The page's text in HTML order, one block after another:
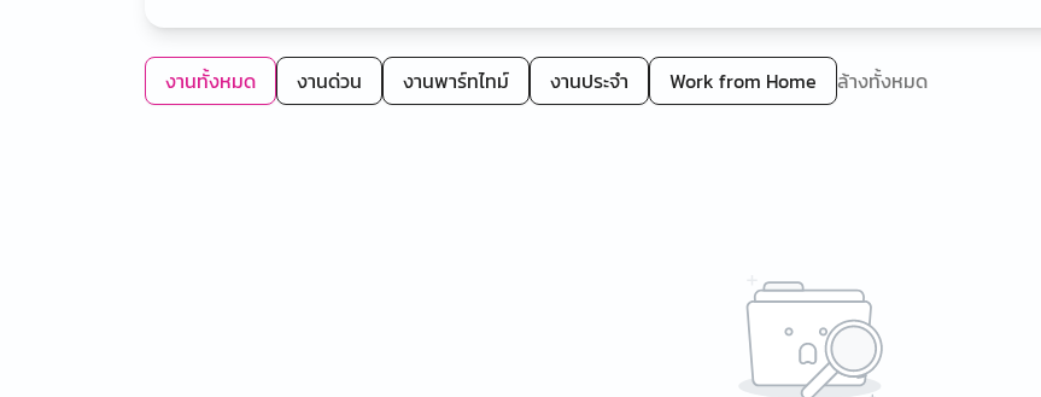
งานทั้งหมด งานด่วน งานพาร์ทไทม์ งานประจำ Work from Home ล้างทั้งหมด